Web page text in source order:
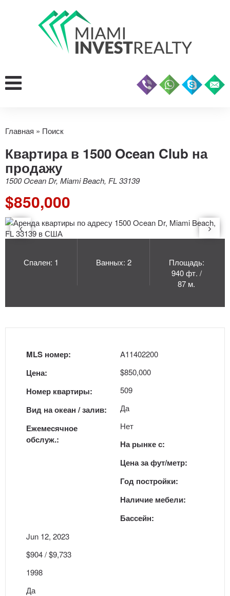
Главная » Поиск
Квартира в 1500 Ocean Club на
продажу
1500 Ocean Dr, Miami Beach, FL 33139
$850,000
Спален: 1 Ванных: 2
Площадь:
940 фт. /
87 м.
MLS номер:
Цена:
Номер квартиры:
Вид на океан / залив:
Ежемесячное
обслуж.:
A11402200
$850,000
509
Да
Нет
На рынке с:
Цена за фут/метр:
Год постройки:
Наличие мебели:
Бассейн:
Jun 12, 2023
$904 / $9,733
1998
Да